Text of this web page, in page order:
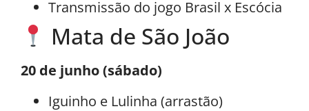
Transmissão do jogo Brasil x Escócia
Mata de São João
20 de junho (sábado)
Iguinho e Lulinha (arrastão)